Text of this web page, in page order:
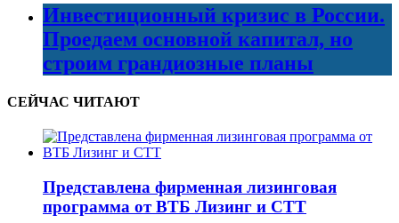
Инвестиционный кризис в России.
Проедаем основной капитал, но
строим грандиозные планы
СЕЙЧАС ЧИТАЮТ
Представлена фирменная лизинговая
программа от ВТБ Лизинг и СТТ